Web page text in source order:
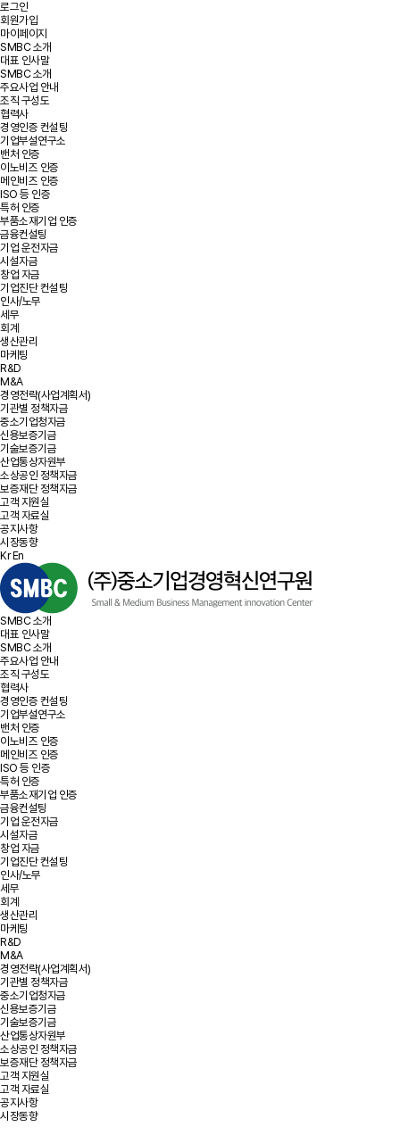
로그인
회원가입
마이페이지
SMBC 소개
대표 인사말
SMBC 소개
주요사업 안내
조직 구성도
협력사
경영인증 컨설팅
기업부설연구소
밴처 인증
이노비즈 인증
메인비즈 인증
ISO 등 인증
특허 인증
부품소재기업 인증
금융컨설팅
기업 운전자금
시설자금
창업 자금
기업진단 컨설팅
인사/노무
세무
회계
생산관리
마케팅
R&D
M&A
경영전략(사업계획서)
기관별 정책자금
중소기업청자금
신용보증기금
기술보증기금
산업통상자원부
소상공인 정책자금
보증재단 정책자금
고객 지원실
고객 자료실
공지사항
시장동향
Kr En
SMBC 소개
대표 인사말
SMBC 소개
주요사업 안내
조직 구성도
협력사
경영인증 컨설팅
기업부설연구소
밴처 인증
이노비즈 인증
메인비즈 인증
ISO 등 인증
특허 인증
부품소재기업 인증
금융컨설팅
기업 운전자금
시설자금
창업 자금
기업진단 컨설팅
인사/노무
세무
회계
생산관리
마케팅
R&D
M&A
경영전략(사업계획서)
기관별 정책자금
중소기업청자금
신용보증기금
기술보증기금
산업통상자원부
소상공인 정책자금
보증재단 정책자금
고객 지원실
고객 자료실
공지사항
시장동향